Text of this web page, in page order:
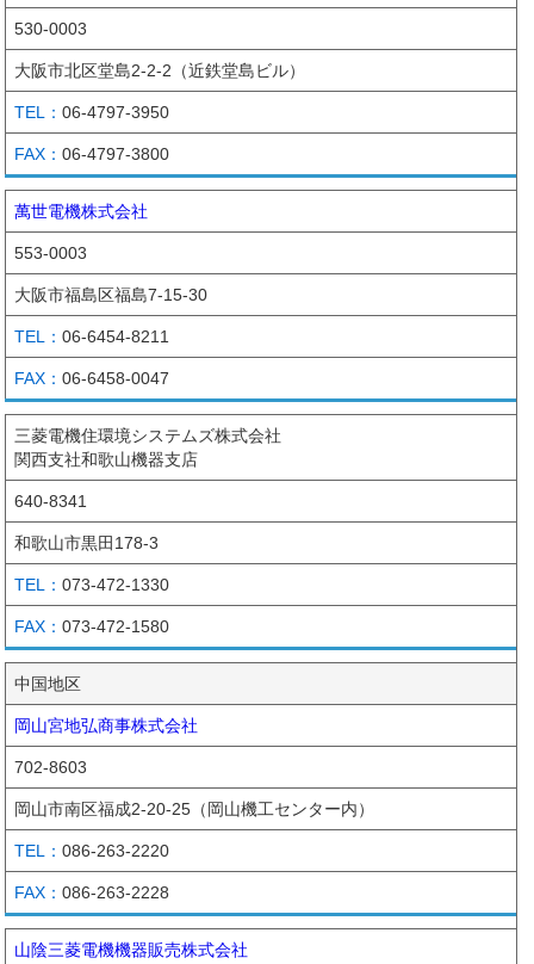
530-0003
大阪市北区堂島2-2-2（近鉄堂島ビル）
06-4797-3950
06-4797-3800
萬世電機株式会社
553-0003
大阪市福島区福島7-15-30
06-6454-8211
06-6458-0047
三菱電機住環境システムズ株式会社
関西支社和歌山機器支店
640-8341
和歌山市黒田178-3
073-472-1330
073-472-1580
中国地区
岡山宮地弘商事株式会社
702-8603
岡山市南区福成2-20-25（岡山機工センター内）
086-263-2220
086-263-2228
山陰三菱電機機器販売株式会社